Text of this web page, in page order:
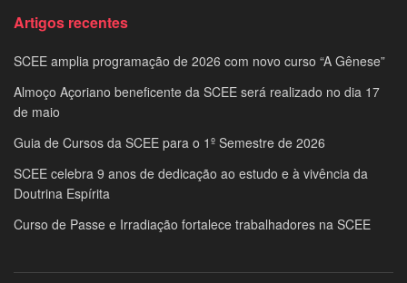
Artigos recentes
SCEE amplia programação de 2026 com novo curso “A Gênese”
Almoço Açoriano beneficente da SCEE será realizado no dia 17
de maio
Guia de Cursos da SCEE para o 1º Semestre de 2026
SCEE celebra 9 anos de dedicação ao estudo e à vivência da
Doutrina Espírita
Curso de Passe e Irradiação fortalece trabalhadores na SCEE